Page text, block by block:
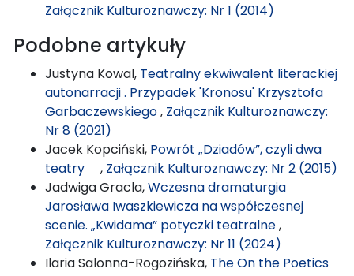
Załącznik Kulturoznawczy: Nr 1 (2014)
Podobne artykuły
Justyna Kowal, Teatralny ekwiwalent literackiej
autonarracji . Przypadek 'Kronosu' Krzysztofa
Garbaczewskiego, Załącznik Kulturoznawczy:
Nr 8 (2021)
Jacek Kopciński, Powrót „Dziadów”, czyli dwa
teatry , Załącznik Kulturoznawczy: Nr 2 (2015)
Jadwiga Gracla,Wczesna dramaturgia
Jarosława Iwaszkiewicza na współczesnej
scenie. „Kwidama” potyczki teatralne,
Załącznik Kulturoznawczy: Nr 11 (2024)
Ilaria Salonna-Rogozińska, The On the Poetics